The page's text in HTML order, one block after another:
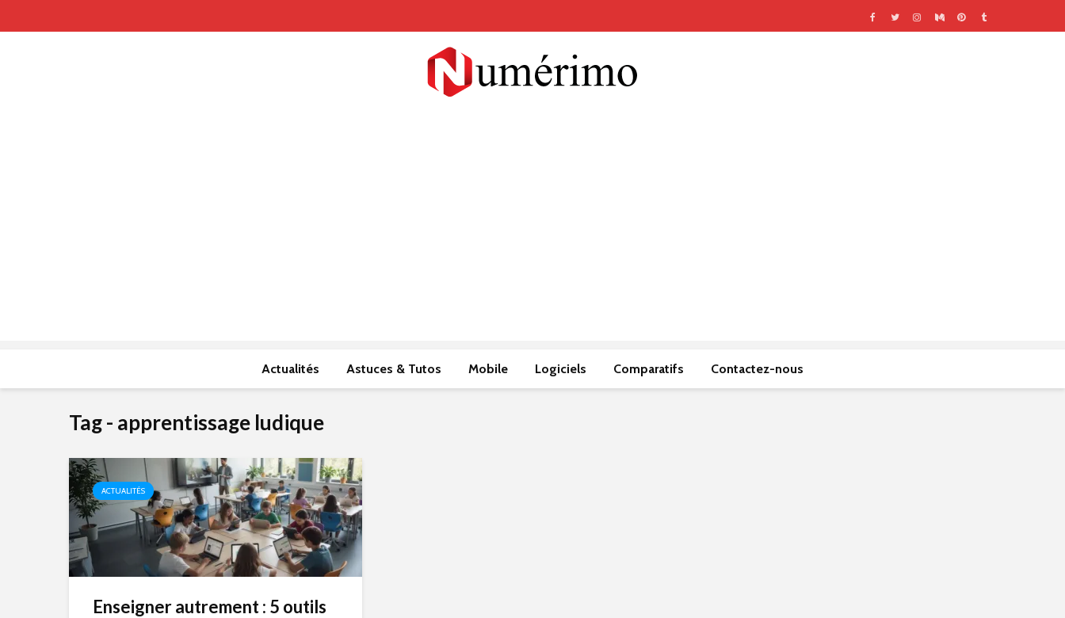
Actualités Astuces & Tutos Mobile Logiciels Comparatifs Contactez-nous
Tag - apprentissage ludique
ACTUALITÉS
Enseigner autrement : 5 outils